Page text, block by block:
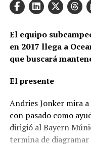
El equipo
en 2017 llega a
que buscará
El presente
Andries Jonker mira
con pasado como
dirigió al Bayern
termina de diagramar